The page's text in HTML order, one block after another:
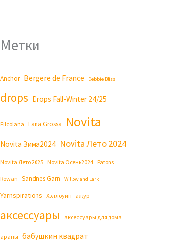
Метки
Anchor Bergere de France Debbie Bliss
drops Drops Fall-Winter 24/25
Filcolana Lana Grossa Novita
Novita Зима2024 Novita Лето 2024
Novita Лето 2025 Novita Осень2024 Patons
Rowan Sandnes Garn Willow and Lark
Yarnspirations Хэллоуин ажур
аксессуары аксессуары для дома
араны бабушкин квадрат